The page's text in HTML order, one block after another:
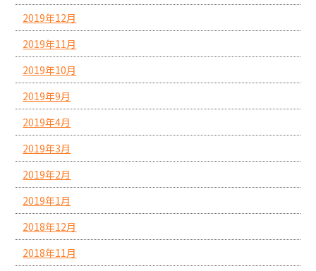
2019年12月
2019年11月
2019年10月
2019年9月
2019年4月
2019年3月
2019年2月
2019年1月
2018年12月
2018年11月